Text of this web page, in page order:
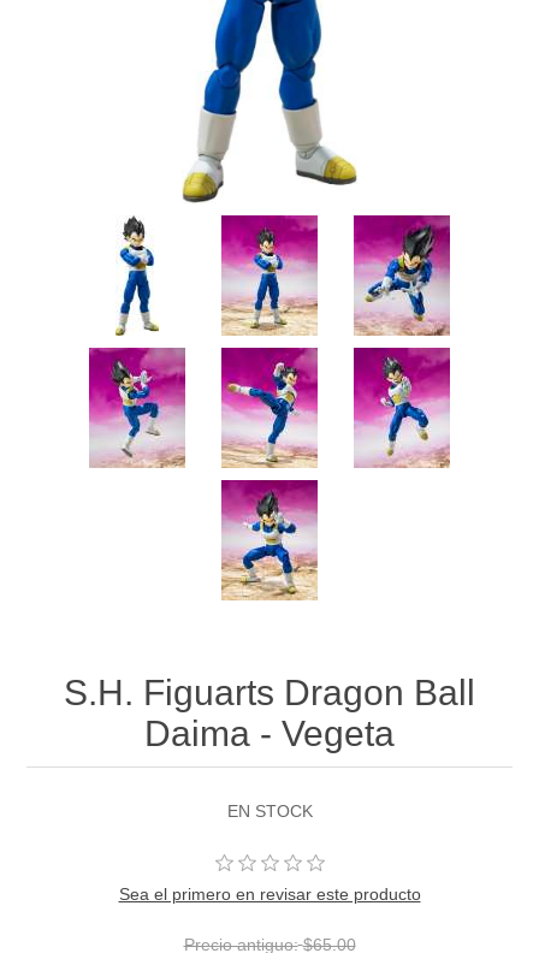
S.H. Figuarts Dragon Ball
Daima - Vegeta
EN STOCK
Sea el primero en revisar este producto
Precio antiguo: $65.00